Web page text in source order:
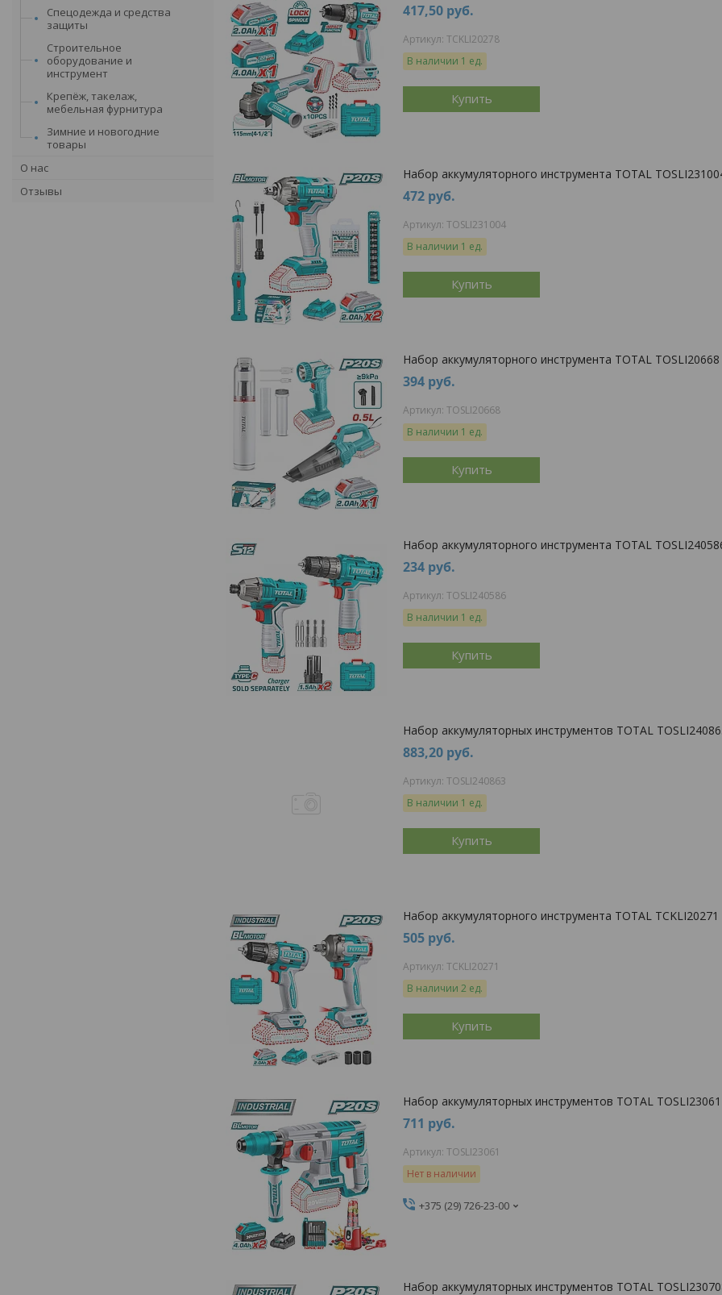
Спецодежда и средства
защиты
Строительное
оборудование и
инструмент
Крепёж, такелаж,
мебельная фурнитура
Зимние и новогодние
товары
О нас
Отзывы
417,50 руб.
TCKLI20278
В наличии 1 ед.
Купить
Набор аккумуляторного инструмента TOTAL
472 руб.
TOSLI231004
В наличии 1 ед.
Купить
Набор аккумуляторного инструмента TOTAL TOSLI20668
394 руб.
TOSLI20668
В наличии 1 ед.
Купить
Набор аккумуляторного инструмента TOTAL
234 руб.
TOSLI240586
В наличии 1 ед.
Купить
Набор аккумуляторных инструментов TOTAL
883,20 руб.
TOSLI240863
В наличии 1 ед.
Купить
Набор аккумуляторного инструмента TOTAL TCKLI20271
505 руб.
TCKLI20271
В наличии 2 ед.
Купить
Набор аккумуляторных инструментов TOTAL TOSLI23061
711 руб.
TOSLI23061
Нет в наличии
+375 (29) 726-23-00
Набор аккумуляторных инструментов TOTAL